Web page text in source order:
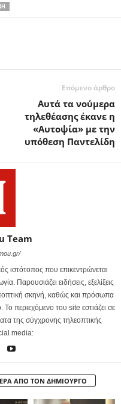
Επόμενο άρθρο
Αυτά τα νούμερα
τηλεθέασης έκανε η
«Αυτοψία» με την
υπόθεση Παντελίδη
Team
ιστότοπος που επικεντρώνεται
Παρουσιάζει ειδήσεις, εξελίξεις
σκηνή, καθώς και πρόσωπα
περιεχόμενο του site εστιάζει σε
της σύγχρονης τηλεοπτικής
media:
ΑΠΟ ΤΟΝ ΔΗΜΙΟΥΡΓΟ